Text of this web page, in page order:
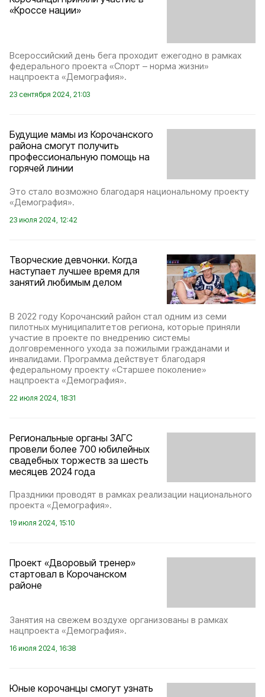
«Кроссе нации»
Всероссийский день бега проходит ежегодно в рамках
федерального проекта «Спорт – норма жизни»
нацпроекта «Демография».
23 сентября 2024, 21:03
Будущие мамы из Корочанского
района смогут получить
профессиональную помощь на
горячей линии
Это стало возможно благодаря национальному проекту
«Демография».
23 июля 2024, 12:42
Творческие девчонки. Когда
наступает лучшее время для
занятий любимым делом
В 2022 году Корочанский район стал одним из семи
пилотных муниципалитетов региона, которые приняли
участие в проекте по внедрению системы
долговременного ухода за пожилыми гражданами и
инвалидами. Программа действует благодаря
федеральному проекту «Старшее поколение»
нацпроекта «Демография».
22 июля 2024, 18:31
Региональные органы ЗАГС
провели более 700 юбилейных
свадебных торжеств за шесть
месяцев 2024 года
Праздники проводят в рамках реализации национального
проекта «Демография».
19 июля 2024, 15:10
Проект «Дворовый тренер»
стартовал в Корочанском
районе
Занятия на свежем воздухе организованы в рамках
нацпроекта «Демография».
16 июля 2024, 16:38
Юные корочанцы смогут узнать